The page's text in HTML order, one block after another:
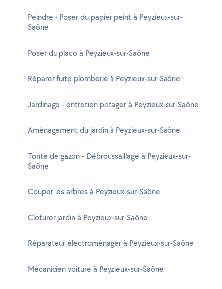
Peindre - Poser du papier peint à Peyzieux-sur-
Saône
Poser du placo à Peyzieux-sur-Saône
Réparer fuite plomberie à Peyzieux-sur-Saône
Jardinage - entretien potager à Peyzieux-sur-Saône
Aménagement du jardin à Peyzieux-sur-Saône
Tonte de gazon - Débroussaillage à Peyzieux-sur-
Saône
Couper les arbres à Peyzieux-sur-Saône
Cloturer jardin à Peyzieux-sur-Saône
Réparateur électroménager à Peyzieux-sur-Saône
Mécanicien voiture à Peyzieux-sur-Saône